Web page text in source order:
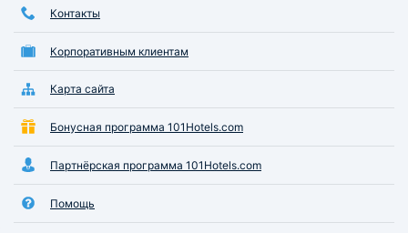
Контакты
Корпоративным клиентам
Карта сайта
Бонусная программа 101Hotels.com
Партнёрская программа 101Hotels.com
Помощь